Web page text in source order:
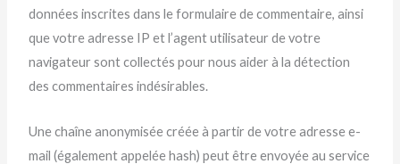
données inscrites dans le formulaire de commentaire, ainsi
que votre adresse IP et l’agent utilisateur de votre
navigateur sont collectés pour nous aider à la détection
des commentaires indésirables.
Une chaîne anonymisée créée à partir de votre adresse e-
mail (également appelée hash) peut être envoyée au service